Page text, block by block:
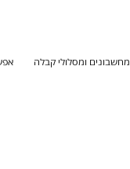
מחשבונים ומסלולי קבלה